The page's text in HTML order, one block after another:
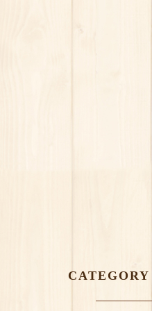
CATEGORY